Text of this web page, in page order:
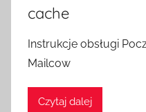
cache
Instrukcje obsługi
Mailcow
Czytaj dalej